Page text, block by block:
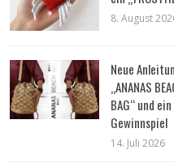
8. August
Neue
„ANANAS
BAG“ und ein
Gewinnspiel
14. Juli 2026